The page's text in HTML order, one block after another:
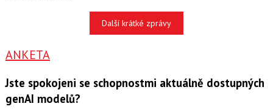
Další krátké zprávy
ANKETA
Jste spokojeni se schopnostmi aktuálně dostupných
genAI modelů?